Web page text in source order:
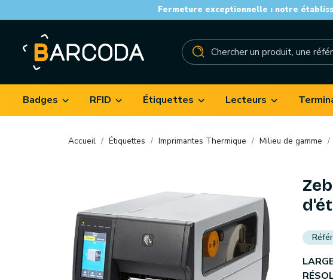
Fermeture exceptionnelle : notre
Badges RFID Étiquettes Lecteurs
Accueil Étiquettes Imprimantes Thermique Milieu de gamme